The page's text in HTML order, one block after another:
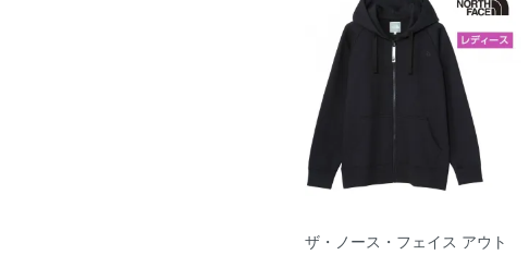
ザ・ノース・フェイス アウト